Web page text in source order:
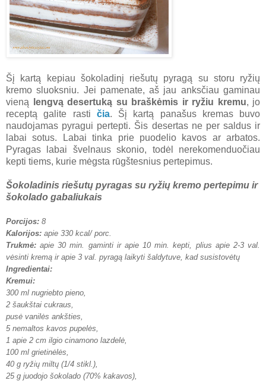
Šį kartą kepiau šokoladinį riešutų pyragą su storu ryžių
kremo sluoksniu. Jei pamenate, aš jau anksčiau gaminau
vieną
lengvą desertuką su braškėmis ir ryžiu kremu, jo
receptą galite rasti čia. Šį kartą panašus kremas buvo
naudojamas pyragui pertepti. Šis desertas ne per saldus ir
labai sotus. Labai tinka prie puodelio kavos ar arbatos.
Pyragas labai švelnaus skonio, todėl nerekomenduočiau
kepti tiems, kurie mėgsta rūgštesnius pertepimus.
Šokoladinis riešutų pyragas su ryžių kremo pertepimu ir
šokolado gabaliukais
Porcijos: 8
Kalorijos: apie 330 kcal/ porc.
Trukmė: apie 30 min. gaminti ir apie 10 min. kepti, plius apie 2-3 val.
vėsinti kremą ir apie 3 val. pyragą laikyti šaldytuve, kad susistovėtų
Ingredientai:
Kremui:
300 ml nugriebto pieno,
2 šaukštai cukraus,
pusė vanilės ankšties,
5 nemaltos kavos pupelės,
1 apie 2 cm ilgio cinamono lazdelė,
100 ml grietinėlės,
40 g ryžių miltų (1/4 stikl.),
25 g juodojo šokolado (70% kakavos),